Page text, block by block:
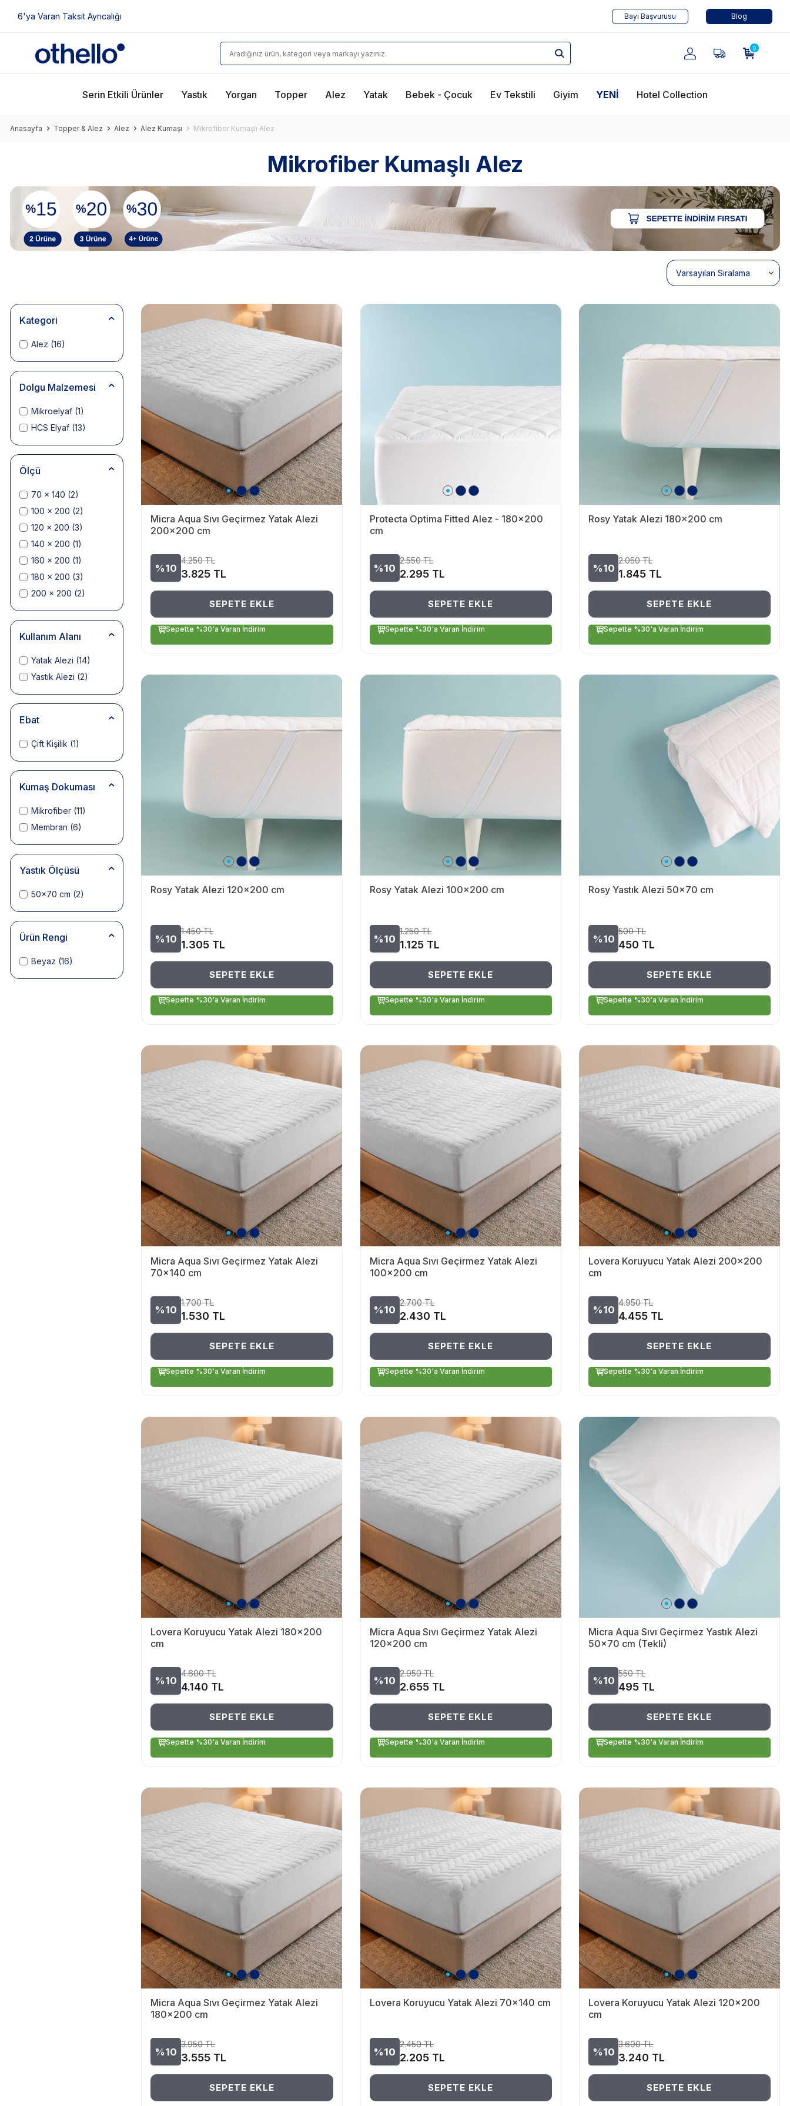
6'ya Varan Taksit Ayrıcalığı Bayi Başvurusu Blog
0
Serin Etkili Ürünler Yastık Yorgan Topper Alez Yatak Bebek - Çocuk Ev Tekstili Giyim YENİ Hotel Collection
Anasayfa Topper & Alez Alez Alez Kumaşı Mikrofiber Kumaşlı Alez
Mikrofiber Kumaşlı Alez
Kategori
Alez (16)
Dolgu Malzemesi
Mikroelyaf (1)
HCS Elyaf (13)
Ölçü
70 x 140 (2)
100 x 200 (2)
120 x 200 (3)
140 x 200 (1)
160 x 200 (1)
180 x 200 (3)
200 x 200 (2)
Kullanım Alanı
Yatak Alezi (14)
Yastık Alezi (2)
Ebat
Çift Kişilik (1)
Kumaş Dokuması
Mikrofiber (11)
Membran (6)
Yastık Ölçüsü
50x70 cm (2)
Ürün Rengi
Beyaz (16)
Micra Aqua Sıvı Geçirmez Yatak Alezi
200x200 cm
%10
4.250TL
3.825 TL
SEPETE EKLE
Sepette %30'a Varan İndirim
Protecta Optima Fitted Alez - 180x200
cm
%10
2.550TL
2.295 TL
SEPETE EKLE
Sepette %30'a Varan İndirim
Rosy Yatak Alezi 180x200 cm
%10
2.050TL
1.845 TL
SEPETE EKLE
Sepette %30'a Varan İndirim
Rosy Yatak Alezi 120x200 cm
%10
1.450TL
1.305 TL
SEPETE EKLE
Sepette %30'a Varan İndirim
Rosy Yatak Alezi 100x200 cm
%10
1.250TL
1.125 TL
SEPETE EKLE
Sepette %30'a Varan İndirim
Rosy Yastık Alezi 50x70 cm
%10
500TL
450 TL
SEPETE EKLE
Sepette %30'a Varan İndirim
Micra Aqua Sıvı Geçirmez Yatak Alezi
70x140 cm
%10
1.700TL
1.530 TL
SEPETE EKLE
Sepette %30'a Varan İndirim
Micra Aqua Sıvı Geçirmez Yatak Alezi
100x200 cm
%10
2.700TL
2.430 TL
SEPETE EKLE
Sepette %30'a Varan İndirim
Lovera Koruyucu Yatak Alezi 200x200
cm
%10
4.950TL
4.455 TL
SEPETE EKLE
Sepette %30'a Varan İndirim
Lovera Koruyucu Yatak Alezi 180x200
cm
%10
4.600TL
4.140 TL
SEPETE EKLE
Sepette %30'a Varan İndirim
Micra Aqua Sıvı Geçirmez Yatak Alezi
120x200 cm
%10
2.950TL
2.655 TL
SEPETE EKLE
Sepette %30'a Varan İndirim
Micra Aqua Sıvı Geçirmez Yastık Alezi
50x70 cm (Tekli)
%10
550TL
495 TL
SEPETE EKLE
Sepette %30'a Varan İndirim
Micra Aqua Sıvı Geçirmez Yatak Alezi
180x200 cm
%10
3.950TL
3.555 TL
SEPETE EKLE
Lovera Koruyucu Yatak Alezi 70x140 cm
%10
2.450TL
2.205 TL
SEPETE EKLE
Lovera Koruyucu Yatak Alezi 120x200
cm
%10
3.600TL
3.240 TL
SEPETE EKLE